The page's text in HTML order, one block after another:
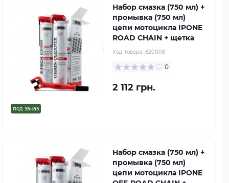
под заказ
Набор смазка (750 мл) +
промывка (750 мл)
цепи мотоцикла IPONE
ROAD CHAIN + щетка
Код товара: 820008
0
2 112 грн.
Набор смазка (750 мл) +
промывка (750 мл)
цепи мотоцикла IPONE